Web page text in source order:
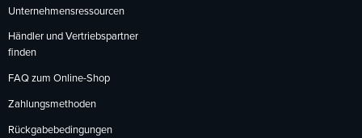
Unternehmensressourcen
Händler und Vertriebspartner
finden
FAQ zum Online-Shop
Zahlungsmethoden
Rückgabebedingungen